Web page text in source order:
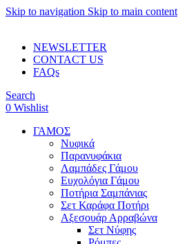
Skip to navigation Skip to main content
NEWSLETTER
CONTACT US
FAQs
Search
0 Wishlist
ΓΑΜΟΣ
Νυφικά
Παρανυφάκια
Λαμπάδες Γάμου
Ευχολόγια Γάμου
Ποτήρια Σαμπάνιας
Σετ Καράφα Ποτήρι
Αξεσουάρ Αρραβώνα
Σετ Νύφης